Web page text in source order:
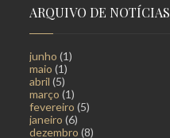
ARQUIVO DE NOTÍCIAS
junho (1)
maio (1)
abril (5)
março (1)
fevereiro (5)
janeiro (6)
dezembro (8)